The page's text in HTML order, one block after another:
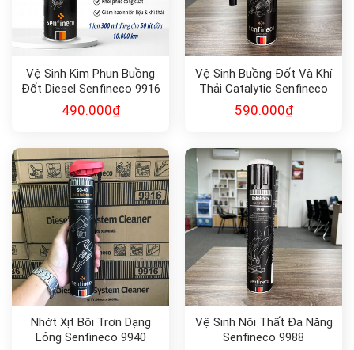
Vệ Sinh Kim Phun Buồng
Đốt Diesel Senfineco 9916
490.000₫
Vệ Sinh Buồng Đốt Và Khí
Thải Catalytic Senfineco
9942
590.000₫
Nhớt Xịt Bôi Trơn Dạng
Lỏng Senfineco 9940
Vệ Sinh Nội Thất Đa Năng
Senfineco 9988